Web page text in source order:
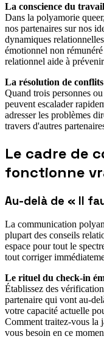
La conscience du
Dans la polyamorie
nos partenaires sur nos
dynamiques
émotionnel non
relationnel aide à
La résolution de
Quand trois personnes
peuvent escalader
adresser les problèmes
travers d'autres
Le cadre de
fonctionne
Au-delà de « Il
La communication
plupart des conseils
espace pour tout le
tout corriger
Le rituel du check-in
Établissez des
partenaire qui vont au-
votre capacité actuelle
Comment traitez-vous la
vous besoin en ce